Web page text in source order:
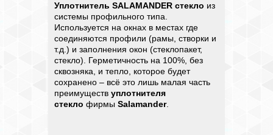
Уплотнитель SALAMANDER стекло из
системы профильного типа.
Используется на окнах в местах где
соединяются профили (рамы, створки и
т.д.) и заполнения окон (стеклопакет,
стекло). Герметичность на 100%, без
сквозняка, и тепло, которое будет
сохранено – всё это лишь малая часть
преимуществ уплотнителя
стекло фирмы Salamander.